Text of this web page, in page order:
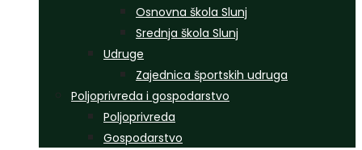
Osnovna škola Slunj
Srednja škola Slunj
Udruge
Zajednica športskih udruga
Poljoprivreda i gospodarstvo
Poljoprivreda
Gospodarstvo